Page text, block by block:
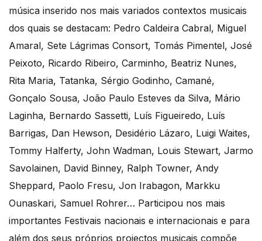
música inserido nos mais variados contextos musicais
dos quais se destacam: Pedro Caldeira Cabral, Miguel
Amaral, Sete Lágrimas Consort, Tomás Pimentel, José
Peixoto, Ricardo Ribeiro, Carminho, Beatriz Nunes,
Rita Maria, Tatanka, Sérgio Godinho, Camané,
Gonçalo Sousa, João Paulo Esteves da Silva, Mário
Laginha, Bernardo Sassetti, Luís Figueiredo, Luís
Barrigas, Dan Hewson, Desidério Lázaro, Luigi Waites,
Tommy Halferty, John Wadman, Louis Stewart, Jarmo
Savolainen, David Binney, Ralph Towner, Andy
Sheppard, Paolo Fresu, Jon Irabagon, Markku
Ounaskari, Samuel Rohrer… Participou nos mais
importantes Festivais nacionais e internacionais e para
além dos seus próprios projectos musicais compõe